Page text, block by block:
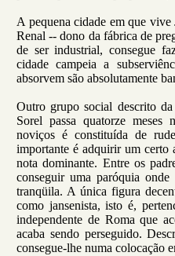
A pequena cidade em que
Renal -- dono da fábrica de
de ser industrial, consegue
cidade campeia a
absorvem são absolutamente
Outro grupo social descrito
Sorel passa quatorze
noviços é constituída de
importante é adquirir um certo
nota dominante. Entre os
conseguir uma paróquia
tranqüila. A única figura
como jansenista, isto é,
independente de Roma que
acaba sendo perseguido.
consegue-lhe numa colocação